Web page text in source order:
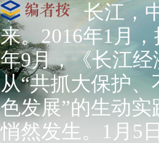
长江，
来。2016年1月
年9月，《长江
从“共抓大保护
色发展”的生动
悄然发生。1月5